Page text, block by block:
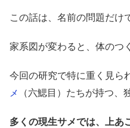
この話は、名前の問題だけ
家系図が変わると、体のつ
今回の研究で特に重く見ら
メ
（六鰓目）たちが持つ、
多くの現生サメでは、上あ